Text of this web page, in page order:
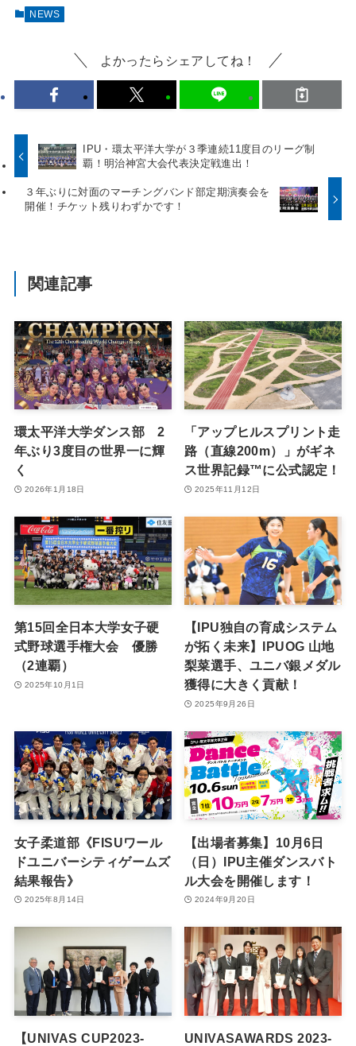
NEWS
よかったらシェアしてね！
IPU・環太平洋大学が３季連続11度目のリーグ制
覇！明治神宮大会代表決定戦進出！
３年ぶりに対面のマーチングバンド部定期演奏会を
開催！チケット残りわずかです！
関連記事
環太平洋大学ダンス部 2
年ぶり3度目の世界一に輝
く
2026年1月18日
「アップヒルスプリント走
路（直線200m）」がギネ
ス世界記録™に公式認定！
2025年11月12日
第15回全日本大学女子硬
式野球選手権大会 優勝
（2連覇）
2025年10月1日
【IPU独自の育成システム
が拓く未来】IPUOG 山地
梨菜選手、ユニバ銀メダル
獲得に大きく貢献！
2025年9月26日
女子柔道部《FISUワール
ドユニバーシティゲームズ
結果報告》
2025年8月14日
【出場者募集】10月6日
（日）IPU主催ダンスバト
ル大会を開催します！
2024年9月20日
【UNIVAS CUP2023-
UNIVASAWARDS 2023-